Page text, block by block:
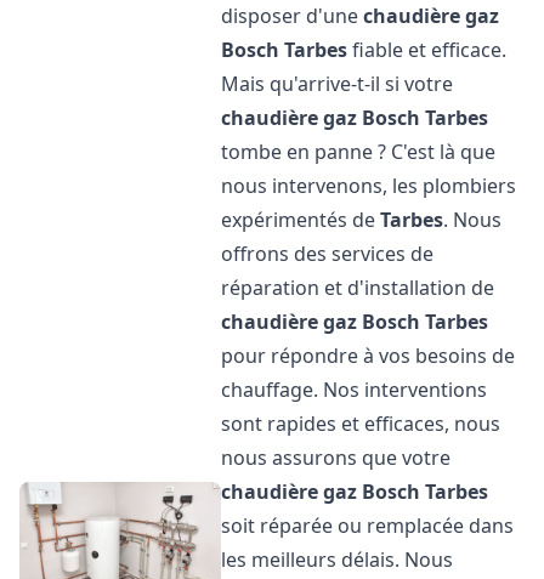
disposer d'unechaudière gaz
Bosch Tarbesfiable et efficace.
Mais qu'arrive-t-il si votre
chaudière gaz Bosch Tarbes
tombe en panne ? C'est là que
nous intervenons, les plombiers
expérimentés deTarbes. Nous
offrons des services de
réparation et d'installation de
chaudière gaz Bosch Tarbes
pour répondre à vos besoins de
chauffage. Nos interventions
sont rapides et efficaces, nous
nous assurons que votre
chaudière gaz Bosch Tarbes
soit réparée ou remplacée dans
les meilleurs délais. Nous